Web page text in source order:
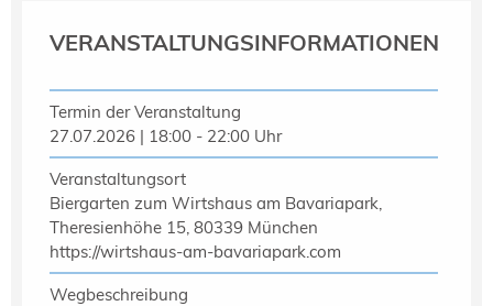
Downloadbereich
VERANSTALTUNGSINFORMATIONEN
Termin der Veranstaltung
27.07.2026 | 18:00 - 22:00 Uhr
Veranstaltungsort
Biergarten zum Wirtshaus am Bavariapark,
Theresienhöhe 15, 80339 München
https://wirtshaus-am-bavariapark.com
Wegbeschreibung